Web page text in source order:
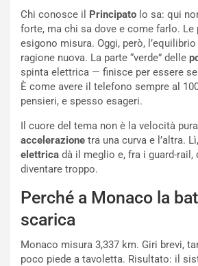
Chi conosce il Principato lo sa: qui
forte, ma chi sa dove e come farlo.
esigono misura. Oggi, però,
ragione nuova. La parte “verde” delle
spinta elettrica — finisce per essere
È come avere il telefono sempre al
pensieri, e spesso esageri.
Il cuore del tema non è la velocità
accelerazione tra una curva e l’altra.
elettrica dà il meglio e, fra i guard-rail,
diventare troppo.
Perché a Monaco la
scarica
Monaco misura 3,337 km. Giri brevi,
poco piede a tavoletta. Risultato: il
o
R
e
c
o
d
M
o
n
d
a
e
n
e
m
a
o
O
a
d